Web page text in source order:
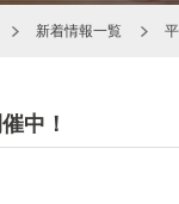
新着情報一覧
中！